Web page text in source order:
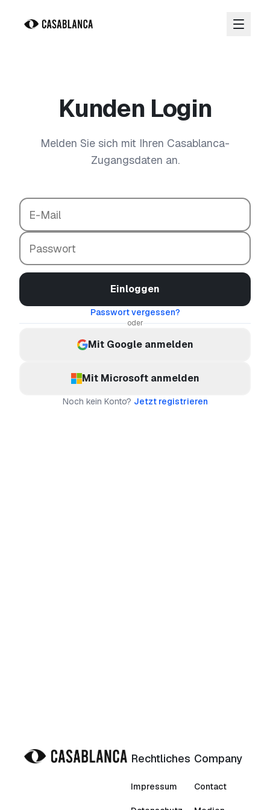
Kunden Login
Melden Sie sich mit Ihren Casablanca-
Zugangsdaten an.
Einloggen
Passwort vergessen?
oder
Mit Google anmelden
Mit Microsoft anmelden
Noch kein Konto? Jetzt registrieren
Rechtliches
Impressum
Company
Contact